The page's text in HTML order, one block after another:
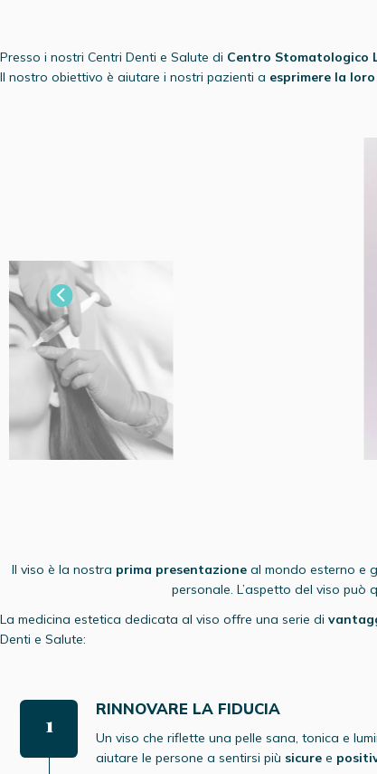
Presso i nostri Centri Denti e Salute di Centro Stomatologico
Il nostro obiettivo è aiutare i nostri pazienti a esprimere la
Il viso è la nostra prima presentazioneal mondo esterno e
personale. L’aspetto del viso può
La medicina estetica dedicata al viso offre una serie di
Denti e Salute:
RINNOVARE LA FIDUCIA
Un viso che riflette una pelle sana, tonica e
aiutare le persone a sentirsi più sicuree